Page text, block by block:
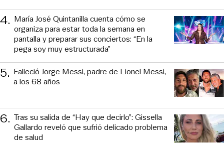
4. María José Quintanilla cuenta cómo se
organiza para estar toda la semana en
pantalla y preparar sus conciertos: “En la
pega soy muy estructurada”
5. Falleció Jorge Messi, padre de Lionel Messi,
a los 68 años
6. Tras su salida de “Hay que decirlo”: Gissella
Gallardo reveló que sufrió delicado problema
de salud